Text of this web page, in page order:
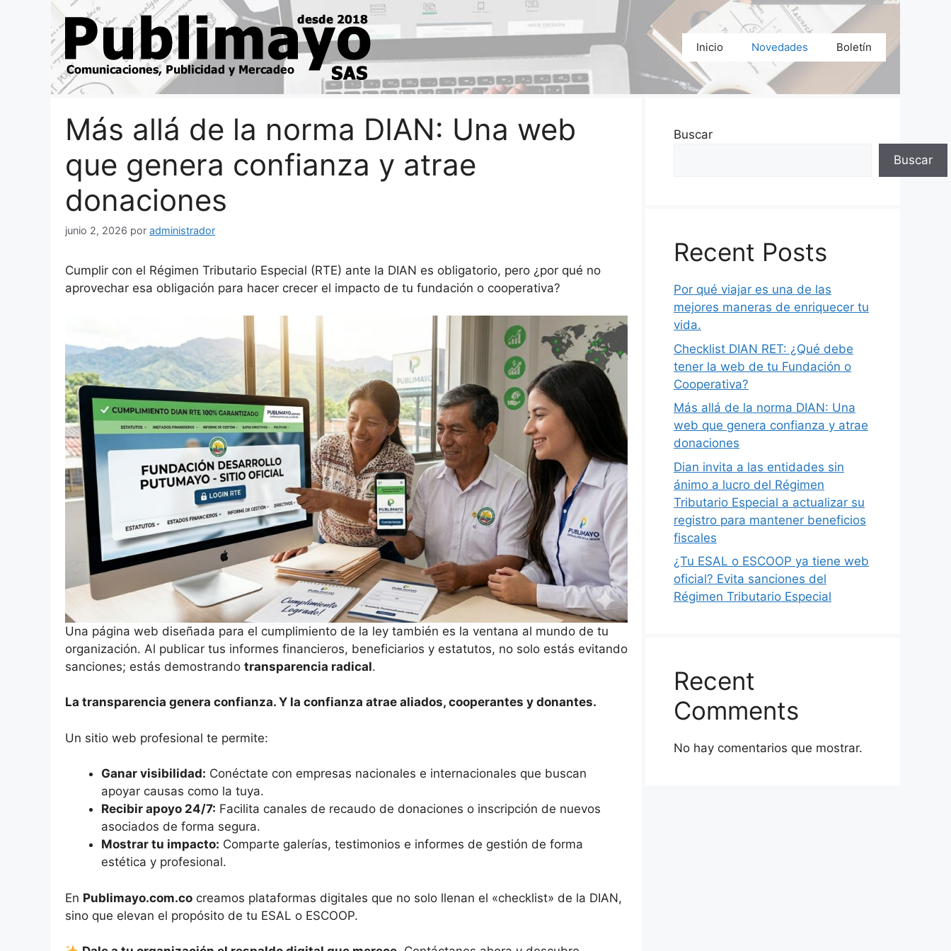
contenido
Inicio Novedades Boletín
Más allá de la norma DIAN: Una web
que genera confianza y atrae
donaciones
junio 2, 2026 por administrador
Cumplir con el Régimen Tributario Especial (RTE) ante la DIAN es obligatorio, pero ¿por qué no
aprovechar esa obligación para hacer crecer el impacto de tu fundación o cooperativa?
Una página web diseñada para el cumplimiento de la ley también es la ventana al mundo de tu
organización. Al publicar tus informes financieros, beneficiarios y estatutos, no solo estás evitando
sanciones; estás demostrando transparencia radical.
La transparencia genera confianza. Y la confianza atrae aliados, cooperantes y donantes.
Un sitio web profesional te permite:
Ganar visibilidad: Conéctate con empresas nacionales e internacionales que buscan
apoyar causas como la tuya.
Recibir apoyo 24/7: Facilita canales de recaudo de donaciones o inscripción de nuevos
asociados de forma segura.
Mostrar tu impacto: Comparte galerías, testimonios e informes de gestión de forma
estética y profesional.
En Publimayo.com.co creamos plataformas digitales que no solo llenan el «checklist» de la DIAN,
sino que elevan el propósito de tu ESAL o ESCOOP.
Buscar
Buscar
Recent Posts
Por qué viajar es una de las
mejores maneras de enriquecer tu
vida.
Checklist DIAN RET: ¿Qué debe
tener la web de tu Fundación o
Cooperativa?
Más allá de la norma DIAN: Una
web que genera confianza y atrae
donaciones
Dian invita a las entidades sin
ánimo a lucro del Régimen
Tributario Especial a actualizar su
registro para mantener beneficios
fiscales
¿Tu ESAL o ESCOOP ya tiene web
oficial? Evita sanciones del
Régimen Tributario Especial
Recent
Comments
No hay comentarios que mostrar.